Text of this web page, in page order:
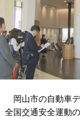
岡山市の自動車
全国交通安全運動